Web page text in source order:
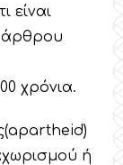
είναι
άρθρου
χρόνια.
ή